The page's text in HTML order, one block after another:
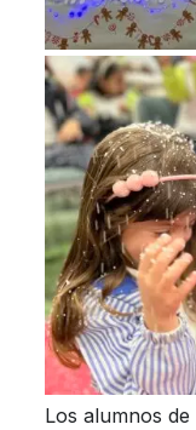
Los alumnos de